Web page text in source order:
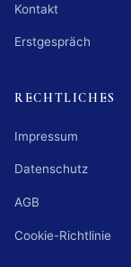
Kontakt
Erstgespräch
RECHTLICHES
Impressum
Datenschutz
AGB
Cookie-Richtlinie